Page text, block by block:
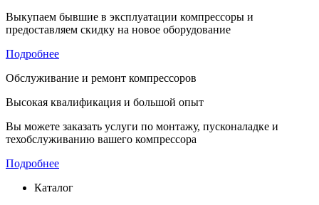
Выкупаем бывшие в эксплуатации компрессоры и
предоставляем скидку на новое оборудование
Подробнее
Обслуживание и ремонт компрессоров
Высокая квалификация и большой опыт
Вы можете заказать услуги по монтажу, пусконаладке и
техобслуживанию вашего компрессора
Подробнее
Каталог